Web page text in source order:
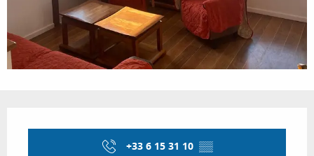
+33 6 15 31 10 ▒▒